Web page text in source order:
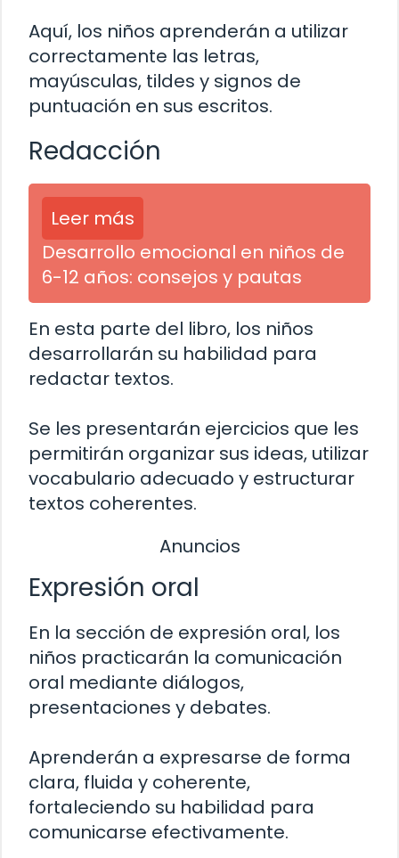
Aquí, los niños aprenderán a utilizar
correctamente las letras,
mayúsculas, tildes y signos de
puntuación en sus escritos.
Redacción
Leer más
Desarrollo emocional en niños de
6-12 años: consejos y pautas
En esta parte del libro, los niños
desarrollarán su habilidad para
redactar textos.
Se les presentarán ejercicios que les
permitirán organizar sus ideas, utilizar
vocabulario adecuado y estructurar
textos coherentes.
Anuncios
Expresión oral
En la sección de expresión oral, los
niños practicarán la comunicación
oral mediante diálogos,
presentaciones y debates.
Aprenderán a expresarse de forma
clara, fluida y coherente,
fortaleciendo su habilidad para
comunicarse efectivamente.